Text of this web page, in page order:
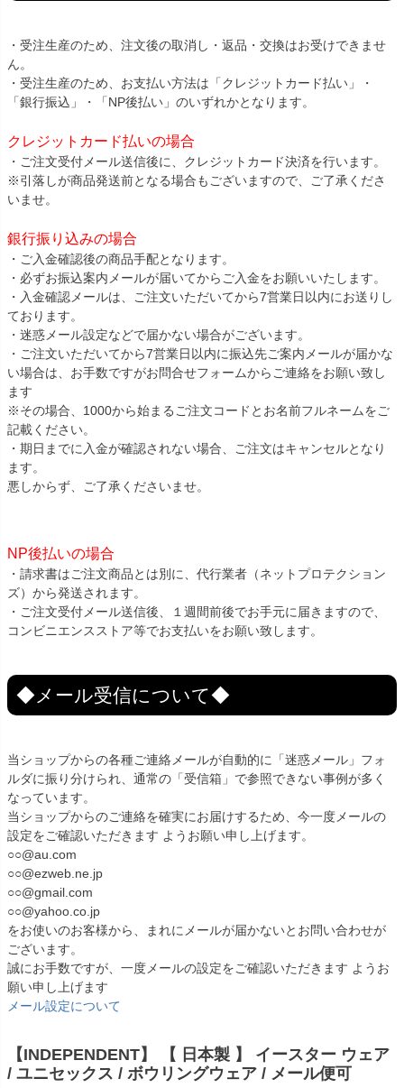
・受注生産のため、注文後の取消し・返品・交換はお受けできませ
ん。
・受注生産のため、お支払い方法は「クレジットカード払い」・
「銀行振込」・「NP後払い」のいずれかとなります。
クレジットカード払いの場合
・ご注文受付メール送信後に、クレジットカード決済を行います。
※引落しが商品発送前となる場合もございますので、ご了承くださ
いませ。
銀行振り込みの場合
・ご入金確認後の商品手配となります。
・必ずお振込案内メールが届いてからご入金をお願いいたします。
・入金確認メールは、ご注文いただいてから7営業日以内にお送りし
ております。
・迷惑メール設定などで届かない場合がございます。
・ご注文いただいてから7営業日以内に振込先ご案内メールが届かな
い場合は、お手数ですがお問合せフォームからご連絡をお願い致し
ます
※その場合、1000から始まるご注文コードとお名前フルネームをご
記載ください。
・期日までに入金が確認されない場合、ご注文はキャンセルとなり
ます。
悪しからず、ご了承くださいませ。
NP後払いの場合
・請求書はご注文商品とは別に、代行業者（ネットプロテクション
ズ）から発送されます。
・ご注文受付メール送信後、１週間前後でお手元に届きますので、
コンビニエンスストア等でお支払いをお願い致します。
◆メール受信について◆
当ショップからの各種ご連絡メールが自動的に「迷惑メール」フォ
ルダに振り分けられ、通常の「受信箱」で参照できない事例が多く
なっています。
当ショップからのご連絡を確実にお届けするため、今一度メールの
設定をご確認いただきます ようお願い申し上げます。
○○@au.com
○○@ezweb.ne.jp
○○@gmail.com
○○@yahoo.co.jp
をお使いのお客様から、まれにメールが届かないとお問い合わせが
ございます。
誠にお手数ですが、一度メールの設定をご確認いただきます ようお
願い申し上げます
メール設定について
【INDEPENDENT】 【 日本製 】 イースター ウェア
/ ユニセックス / ボウリングウェア / メール便可